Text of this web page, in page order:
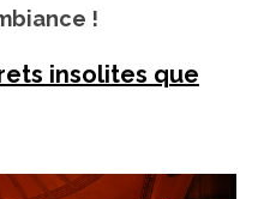
!
insolites que